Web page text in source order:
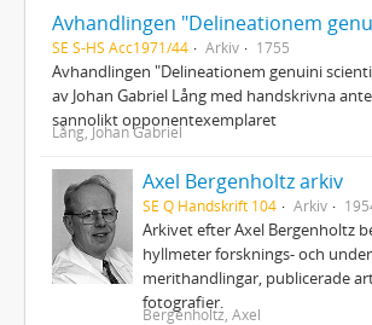
SE S-HS Acc1971/44 Arkiv 1755
Avhandlingen "Delineationem genuini
av Johan Gabriel Lång med handskrivna
sannolikt opponentexemplaret
Lång, Johan Gabriel
Axel Bergenholtz arkiv
SE Q Handskrift 104 Arkiv
Arkivet efter Axel Bergenholtz
hyllmeter forsknings- och
merithandlingar, publicerade
fotografier.
Bergenholtz, Axel